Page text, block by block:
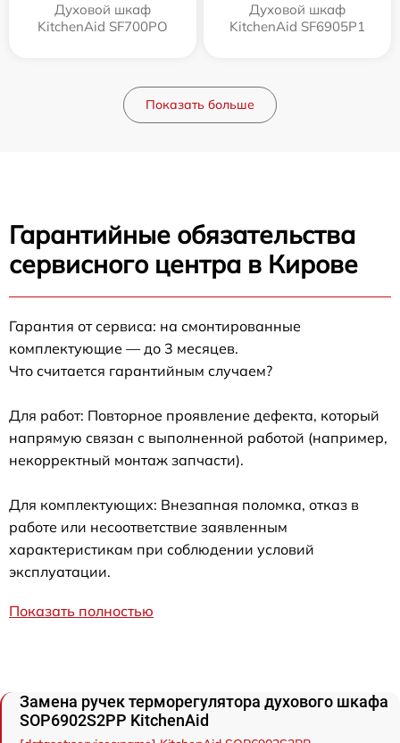
Духовой шкаф
KitchenAid SF700PO
Духовой шкаф
KitchenAid SF6905P1
Показать больше
Гарантийные обязательства
сервисного центра в Кирове
Гарантия от сервиса: на смонтированные
комплектующие — до 3 месяцев.
Что считается гарантийным случаем?
Для работ: Повторное проявление дефекта, который
напрямую связан с выполненной работой (например,
некорректный монтаж запчасти).
Для комплектующих: Внезапная поломка, отказ в
работе или несоответствие заявленным
характеристикам при соблюдении условий
эксплуатации.
Показать полностью
Замена ручек терморегулятора духового шкафа
SOP6902S2PP KitchenAid